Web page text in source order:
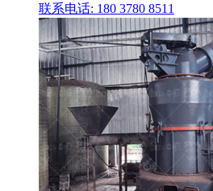
联系电话: 180 3780 8511